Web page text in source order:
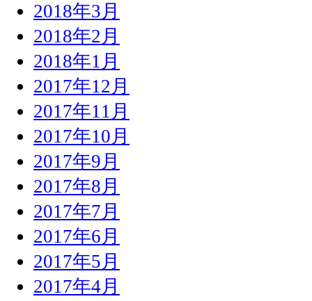
2018年3月
2018年2月
2018年1月
2017年12月
2017年11月
2017年10月
2017年9月
2017年8月
2017年7月
2017年6月
2017年5月
2017年4月